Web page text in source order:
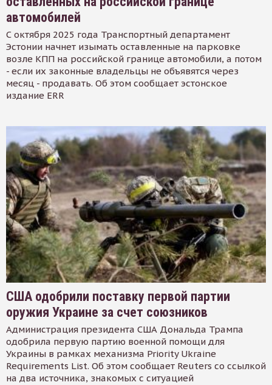
автомобилей
С октября 2025 года Транспортный департамент
Эстонии начнет изымать оставленные на парковке
возле КПП на российской границе автомобили, а потом
- если их законные владельцы не объявятся через
месяц - продавать. Об этом сообщает эстонское
издание ERR
США одобрили поставку первой партии
оружия Украине за счет союзников
Администрация президента США Дональда Трампа
одобрила первую партию военной помощи для
Украины в рамках механизма Priority Ukraine
Requirements List. Об этом сообщает Reuters со ссылкой
на два источника, знакомых с ситуацией